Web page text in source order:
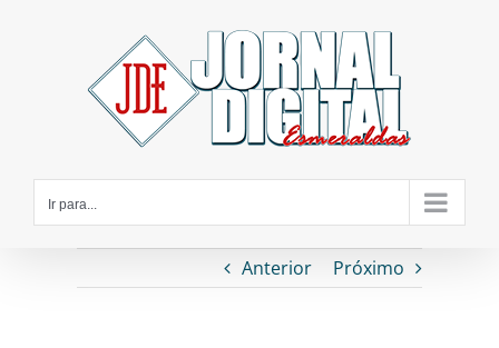
Ir para...
Anterior Próximo